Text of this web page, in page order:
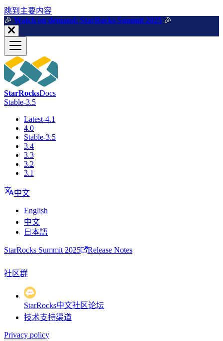
跳到主要内容
🎉️ Watch on demand: StarRocks Summit 2025 🎉️
StarRocksDocs
Stable-3.5
Latest-4.1
4.0
Stable-3.5
3.4
3.3
3.2
3.1
中文
English
中文
日本語
StarRocks Summit 2025 Release Notes
社区群
StarRocks中文社区论坛
技术支持渠道
Privacy policy